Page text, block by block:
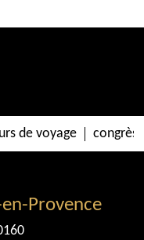
de voyage congrès
Provence